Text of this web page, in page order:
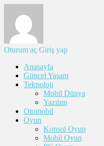
Oturum aç Giriş yap
Anasayfa
Güncel Yaşam
Teknoloji
Mobil Dünya
Yazılım
Otomobil
Oyun
Konsol Oyun
Mobil Oyun